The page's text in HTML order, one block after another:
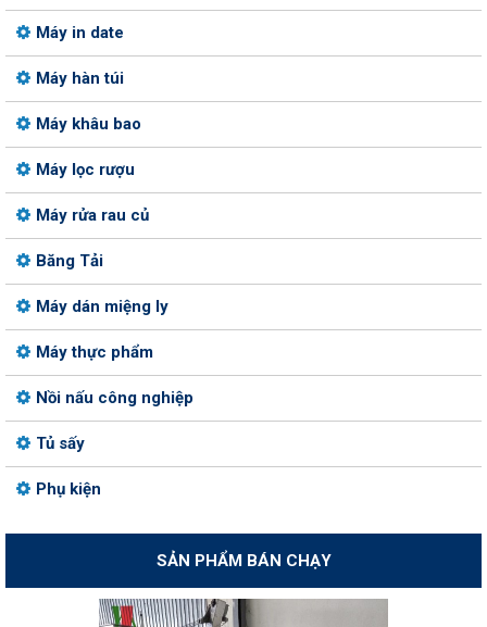
Máy in date
Máy hàn túi
Máy khâu bao
Máy lọc rượu
Máy rửa rau củ
Băng Tải
Máy dán miệng ly
Máy thực phẩm
Nồi nấu công nghiệp
Tủ sấy
Phụ kiện
SẢN PHẨM BÁN CHẠY